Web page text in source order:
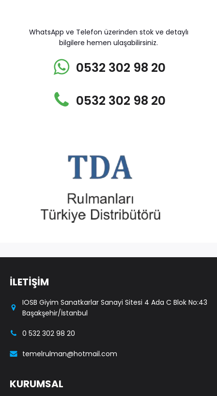
WhatsApp ve Telefon üzerinden stok ve detaylı
bilgilere hemen ulaşabilirsiniz.
0532 302 98 20
0532 302 98 20
İLETİŞİM
IOSB Giyim Sanatkarlar Sanayi Sitesi 4 Ada C Blok No:43
Başakşehir/İstanbul
0 532 302 98 20
temelrulman@hotmail.com
KURUMSAL